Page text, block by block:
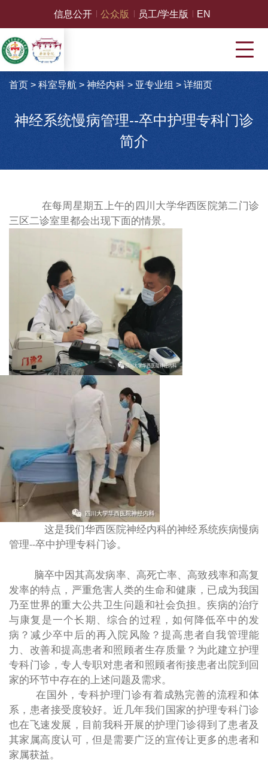
信息公开 公众版 员工/学生版 EN
首页 > 科室导航> 神经内科> 亚专业组 > 详细页
神经系统慢病管理--卒中护理专科门诊
简介
在每周星期五上午的四川大学华西医院第二门诊
三区二诊室里都会出现下面的情景。
这是我们华西医院神经内科的神经系统疾病慢病
管理--卒中护理专科门诊。
脑卒中因其高发病率、高死亡率、高致残率和高复
发率的特点，严重危害人类的生命和健康，已成为我国
乃至世界的重大公共卫生问题和社会负担。疾病的治疗
与康复是一个长期、综合的过程，如何降低卒中的发
病？减少卒中后的再入院风险？提高患者自我管理能
力、改善和提高患者和照顾者生存质量？为此建立护理
专科门诊，专人专职对患者和照顾者衔接患者出院到回
家的环节中存在的上述问题及需求。
在国外，专科护理门诊有着成熟完善的流程和体
系，患者接受度较好。近几年我们国家的护理专科门诊
也在飞速发展，目前我科开展的护理门诊得到了患者及
其家属高度认可，但是需要广泛的宣传让更多的患者和
家属获益。